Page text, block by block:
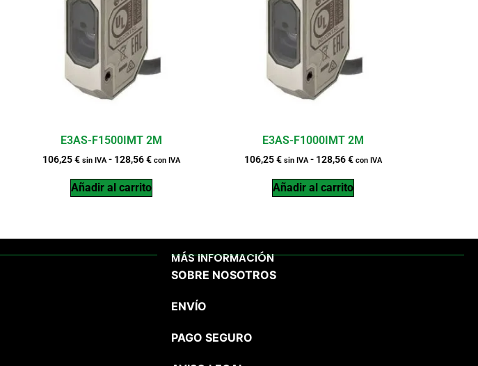
E3AS-F1500IMT 2M
106,25€ sin IVA - 128,56€ con IVA
Añadir al carrito
E3AS-F1000IMT 2M
106,25€ sin IVA - 128,56€ con IVA
Añadir al carrito
MÁS INFORMACIÓN
SOBRE NOSOTROS
ENVÍO
PAGO SEGURO